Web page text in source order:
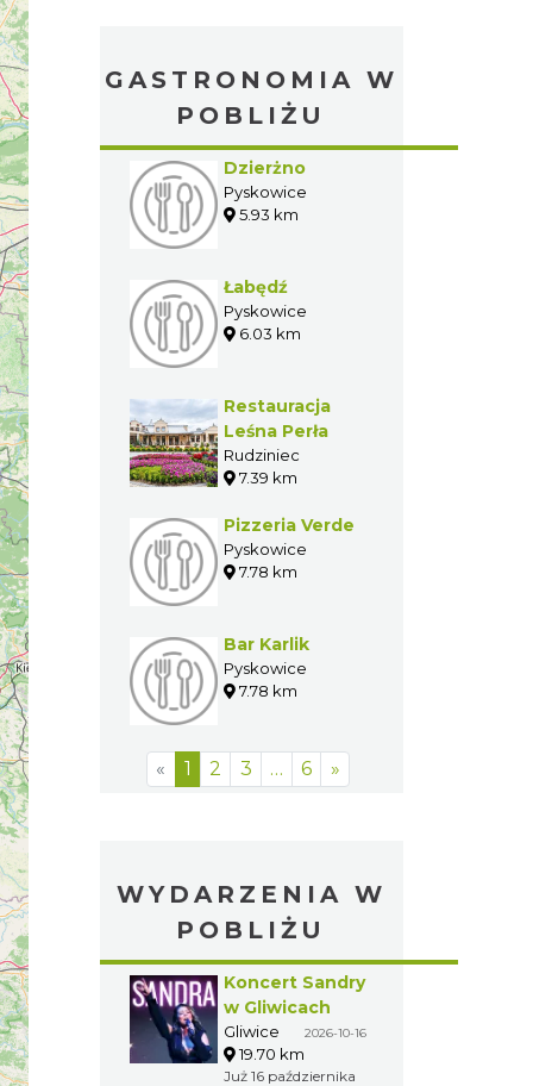
GASTRONOMIA W
POBLIŻU
Dzierżno
Pyskowice
5.93 km
Łabędź
Pyskowice
6.03 km
Restauracja
Leśna Perła
Rudziniec
7.39 km
Pizzeria Verde
Pyskowice
7.78 km
Bar Karlik
Pyskowice
7.78 km
« 1 2 3 … 6 »
WYDARZENIA W
POBLIŻU
Koncert Sandry
w Gliwicach
Gliwice 2026-10-16
19.70 km
Już 16 października